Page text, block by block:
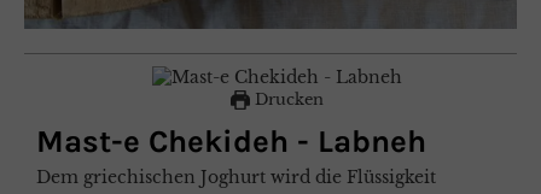
Drucken
Mast-e Chekideh - Labneh
Dem griechischen Joghurt wird die Flüssigkeit